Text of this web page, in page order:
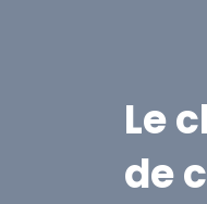
Le
de